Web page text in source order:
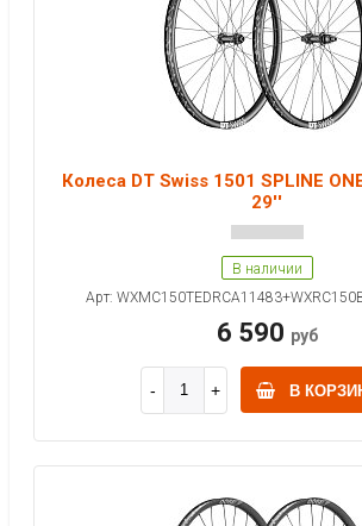
Колеса DT Swiss 1501 SPLINE
29''
В наличии
Арт:
6 590 руб
В